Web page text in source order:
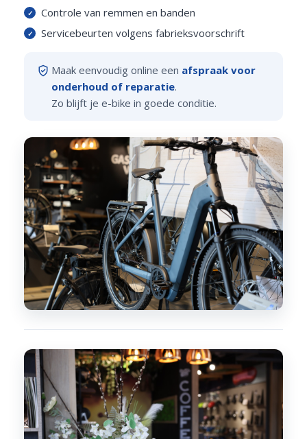
Controle van remmen en banden
Servicebeurten volgens fabrieksvoorschrift
Maak eenvoudig online een afspraak voor
onderhoud of reparatie.
Zo blijft je e-bike in goede conditie.